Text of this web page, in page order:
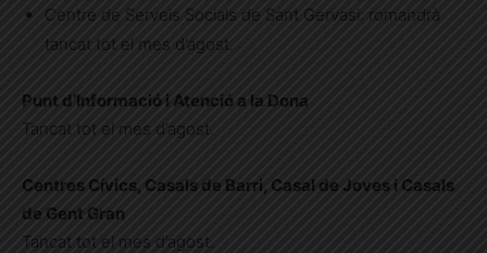
Centre de Serveis Socials de Sant Gervasi: romandrà
tancat tot el mes d’agost.
Punt d’Informació i Atenció a la Dona
Tancat tot el mes d’agost.
Centres Cívics, Casals de Barri, Casal de Joves i Casals
de Gent Gran
Tancat tot el mes d’agost.